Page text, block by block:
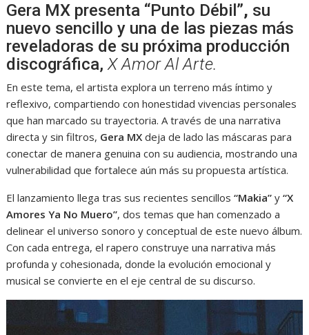
Gera MX presenta “Punto Débil”, su
nuevo sencillo y una de las piezas más
reveladoras de su próxima producción
discográfica,X Amor Al Arte.
En este tema, el artista explora un terreno más íntimo y
reflexivo, compartiendo con honestidad vivencias personales
que han marcado su trayectoria. A través de una narrativa
directa y sin filtros, Gera MX deja de lado las máscaras para
conectar de manera genuina con su audiencia, mostrando una
vulnerabilidad que fortalece aún más su propuesta artística.
El lanzamiento llega tras sus recientes sencillos “Makia” y“X
Amores Ya No Muero”, dos temas que han comenzado a
delinear el universo sonoro y conceptual de este nuevo álbum.
Con cada entrega, el rapero construye una narrativa más
profunda y cohesionada, donde la evolución emocional y
musical se convierte en el eje central de su discurso.